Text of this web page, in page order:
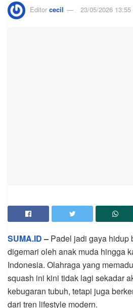
Editor cecil 23/05/2026 13:55
SUMA.ID– Padel jadi gaya hidup
digemari oleh anak muda hingga
Indonesia. Olahraga yang
squash ini kini tidak lagi sekadar
kebugaran tubuh, tetapi juga
dari tren lifestyle modern.